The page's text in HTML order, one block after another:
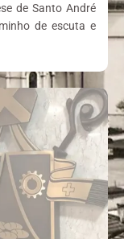
de Santo André
de escuta e